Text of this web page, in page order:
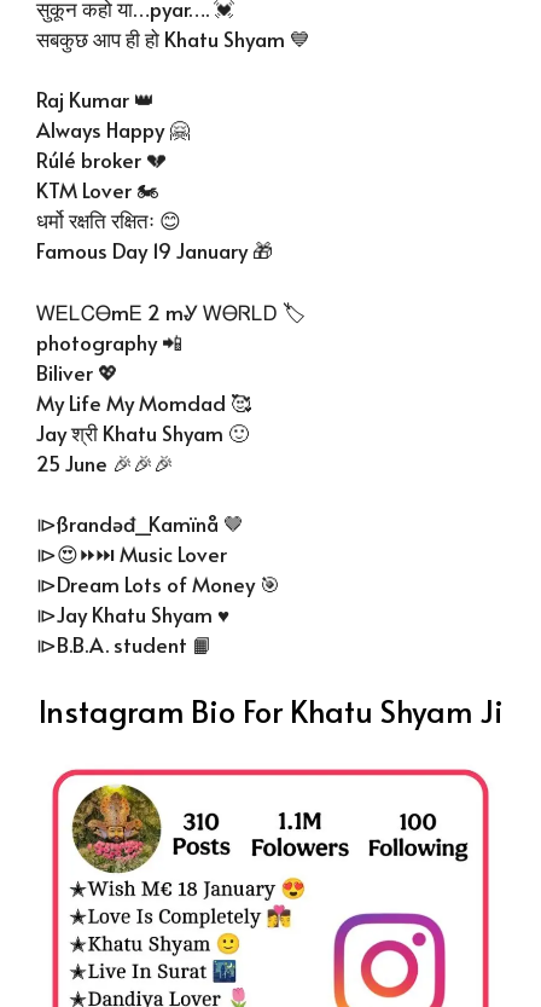
सुकून कहो या…pyar…. 💓
सबकुछ आप ही हो Khatu Shyam 💙
Raj Kumar 👑
Always Happy 🤗
Rúlé broker 💔
KTM Lover 🏍️
धर्मो रक्षति रक्षितः 😊
Famous Day 19 January 🎁
ᎳᎬᏞᏟᎾmᎬ 2 mᎽ ᎳᎾᏒᏞᎠ 🏷️
photography 📲
Biliver 💖
My Life My Momdad 🥰
Jay श्री Khatu Shyam 🙂
25 June 🎉🎉🎉
⧐ßrandəđ_Kamïnå 🤎
⧐😍⏩⏭ Music Lover
⧐Dream Lots of Money 🎯
⧐Jay Khatu Shyam ♥️
⧐B.B.A. student 📙
Instagram Bio For Khatu Shyam Ji